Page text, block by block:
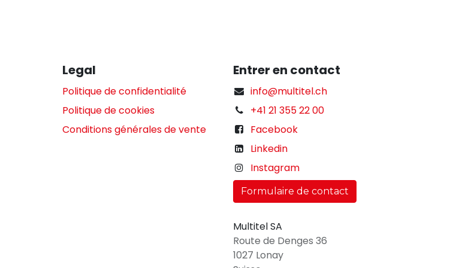
Legal
Politique de confidentialité
Politique de cookies
Conditions générales de vente
Entrer en contact
info@multitel.ch
+41 21 355 22 00
Facebook
Linkedin
Instagram
Formulaire de contact
Multitel SA
Route de Denges 36
1027 Lonay